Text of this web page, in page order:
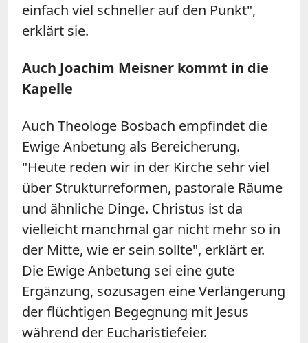
einfach viel schneller auf den Punkt",
erklärt sie.
Auch Joachim Meisner kommt in die
Kapelle
Auch Theologe Bosbach empfindet die
Ewige Anbetung als Bereicherung.
"Heute reden wir in der Kirche sehr viel
über Strukturreformen, pastorale Räume
und ähnliche Dinge. Christus ist da
vielleicht manchmal gar nicht mehr so in
der Mitte, wie er sein sollte", erklärt er.
Die Ewige Anbetung sei eine gute
Ergänzung, sozusagen eine Verlängerung
der flüchtigen Begegnung mit Jesus
während der Eucharistiefeier.